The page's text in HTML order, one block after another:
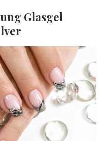
Glasgel